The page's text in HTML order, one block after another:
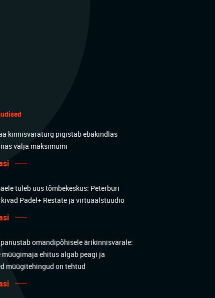
kinnisvaraturg pigistab ebakindlas
välja maksimumi
tuleb uus tõmbekeskus: Peterburi
Padel+ Restate ja virtuaalstuudio
omandipõhisele ärikinnisvarale:
müügimaja ehitus algab peagi ja
müügitehingud on tehtud